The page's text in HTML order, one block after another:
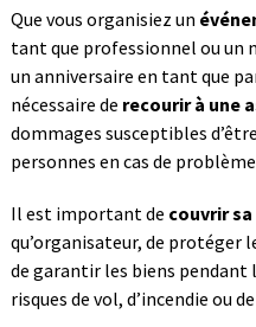
Que vous organisiez un
tant que professionnel ou un
un anniversaire en tant que
nécessaire de recourir à une
dommages susceptibles
personnes en cas de
Il est important de couvrir
qu’organisateur, de protéger
de garantir les biens
risques de vol, d’incendie ou